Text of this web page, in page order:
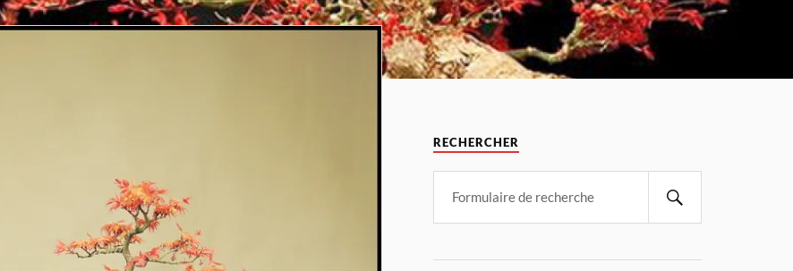
RECHERCHER